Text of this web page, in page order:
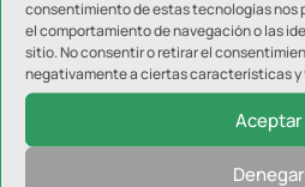
consentimiento de estas tecnologías nos
el comportamiento de navegación o las
sitio. No consentir o retirar el
negativamente a ciertas características y
Aceptar
Denegar
NOTICIAS RELACIONADAS